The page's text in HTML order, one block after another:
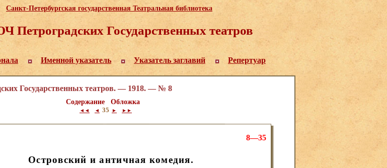
Санкт-Петербургская государственная Театральная библиотека
Петроградских Государственных театров
Именной указатель Указатель заглавий Репертуар
Государственных театров. — 1918. — № 8
Содержание Обложка
◄◄ ◄ 35 ► ►►
8—35
Островский и античная комедия.